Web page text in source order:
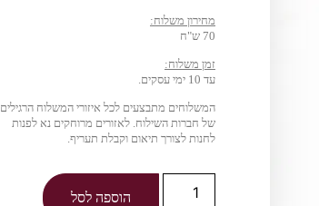
מחירון משלוח:
70 ש"ח
זמן משלוח:
עד 10 ימי עסקים.
המשלוחים מתבצעים לכל איזורי המשלוח הרגילים
של חברות השילוח. לאזורים מרוחקים נא לפנות
לחנות לצורך תיאום וקבלת תעריף.
הוספה לסל